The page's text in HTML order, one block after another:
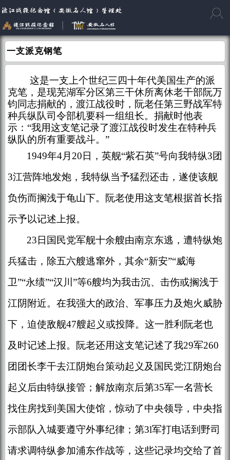
一支派克钢笔
这是一支上个世纪三四十年代美国生产的派
克笔，是现芜湖军分区第三干休所离休老干部阮万
钧同志捐献的，渡江战役时，阮老任第三野战军特
种兵纵队司令部机要科一组组长。捐献时他表
示： “我用这支笔记录了渡江战役时发生在特种兵
纵队的所有重要战斗。”
1949年4月20日，英舰“紫石英”号向我特纵3团
3江营阵地发炮，我特纵当予猛烈还击，遂使该舰
负伤而搁浅于龟山下。阮老使用这支笔根据首长指
示予以记述上报。
23日国民党军舰十余艘由南京东逃，遭特纵炮
兵猛击，除五六艘逃窜外，其余“新安”“威海
卫”“永绩”“汉川”等6艘均为我击沉、击伤或搁浅于
江阴附近。在我强大的政治、军事压力及炮火威胁
下，迫使敌舰47艘起义或投降。这一胜利阮老也
及时记述上报。阮老还用这支笔记述了我29军260
团团长李干去江阴炮台策动起义及国民党江阴炮台
起义后由特纵接管；解放南京后第35军一名营长
找住房找到美国大使馆，惊动了中央领导，中央指
示部队入城要遵守外事纪律；第3l军打电话到野司
请求调特纵参加浦东作战等，这些记录均交给了首